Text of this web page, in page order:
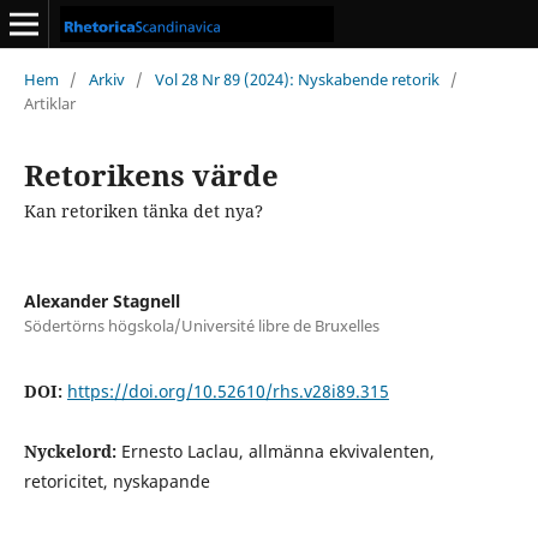
Hem / Arkiv / Vol 28 Nr 89 (2024): Nyskabende retorik /
Artiklar
Retorikens värde
Kan retoriken tänka det nya?
Alexander Stagnell
Södertörns högskola/Université libre de Bruxelles
DOI: https://doi.org/10.52610/rhs.v28i89.315
Nyckelord: Ernesto Laclau, allmänna ekvivalenten,
retoricitet, nyskapande